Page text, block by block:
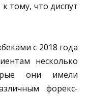
тому, что диспут
с 2018 года
несколько
они имели
форекс-